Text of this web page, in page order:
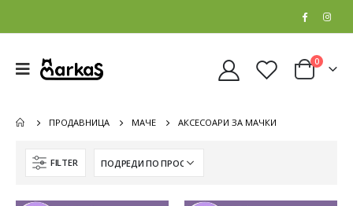
0
ПРОДАВНИЦА МАЧЕ АКСЕСОАРИ ЗА МАЧКИ
FILTER